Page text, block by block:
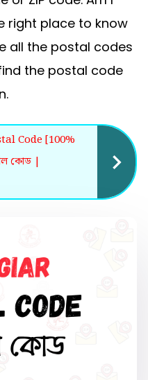
right place to know
all the postal codes
the postal code
Code [100%
কোড |